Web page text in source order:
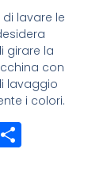
lavare le
girare la
con
lavaggio
i colori.